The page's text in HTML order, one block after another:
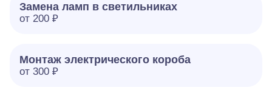
Замена ламп в светильниках
от 200 ₽
Монтаж электрического короба
от 300 ₽